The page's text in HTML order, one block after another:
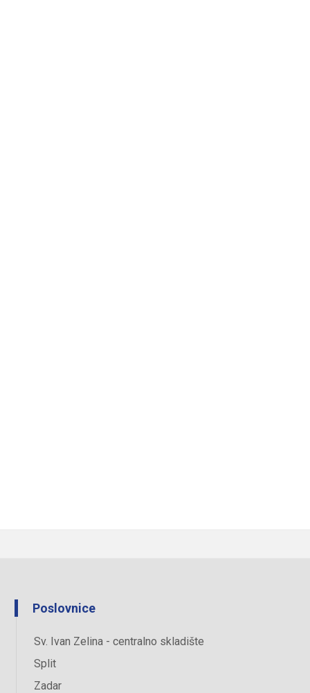
Poslovnice
Sv. Ivan Zelina - centralno skladište
Split
Zadar